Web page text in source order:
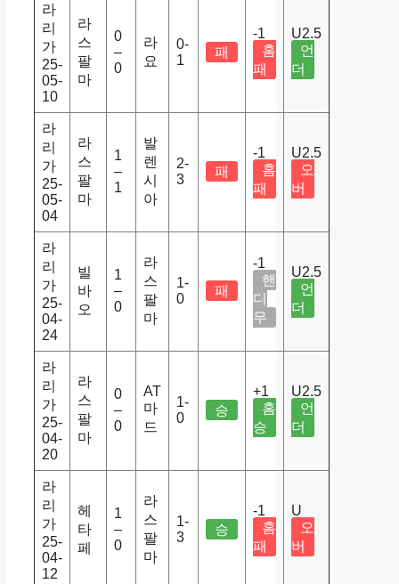
라
리
가
25-
05-
10
라
스
팔
마
0
–
0
라
요
0-
1
패
-1
홈
패
U2.5
언
더
라
리
가
25-
05-
04
라
스
팔
마
1
–
1
발
렌
시
아
2-
3
패
-1
홈
패
U2.5
오
버
라
리
가
25-
04-
24
빌
바
오
1
–
0
라
스
팔
마
1-
0
패
-1
핸
디
무
U2.5
언
더
라
리
가
25-
04-
20
라
스
팔
마
0
–
0
AT
마
드
1-
0
승
+1
홈
승
U2.5
언
더
라
리
가
25-
04-
12
헤
타
페
1
–
0
라
스
팔
마
1-
3
승
-1
홈
패
U
오
버